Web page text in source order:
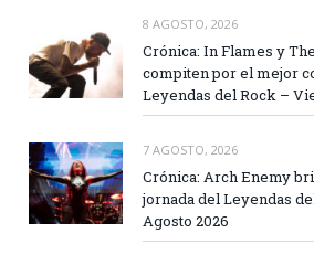
8 AGOSTO, 2026
Crónica: In Flames y
compiten por el mejor
Leyendas del Rock –
7 AGOSTO, 2026
Crónica: Arch Enemy
jornada del Leyendas
Agosto 2026